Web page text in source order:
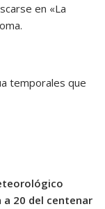
en «La
temporales que
a 20 del centenar